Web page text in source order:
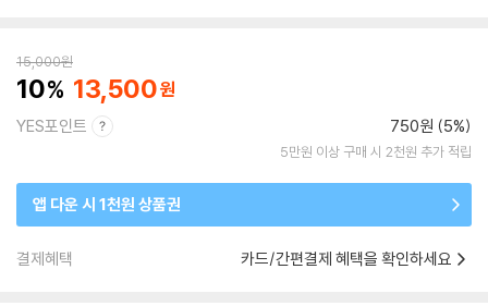
15,000원
10 13,500
YES포인트 750원 (5%)
5만원 이상 구매 시 2천원 추가 적립
앱 다운 시 1천원 상품권
결제혜택 카드/간편결제 혜택을 확인하세요